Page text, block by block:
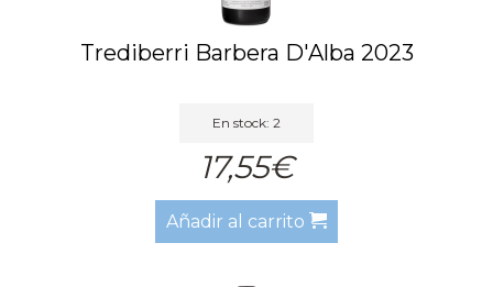
Trediberri Barbera D'Alba 2023
En stock: 2
17,55€
Añadir al carrito